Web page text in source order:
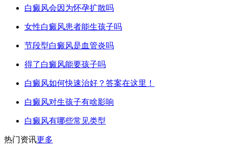
白癜风会因为怀孕扩散吗
女性白癜风患者能生孩子吗
节段型白癜风是血管炎吗
得了白癜风能要孩子吗
白癜风如何快速治好？答案在这里！
白癜风对生孩子有啥影响
白癜风有哪些常见类型
热门资讯更多